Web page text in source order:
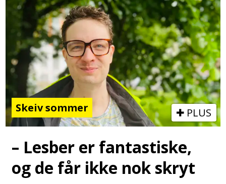
Skeiv sommer PLUS
– Lesber er fantastiske,
og de får ikke nok skryt